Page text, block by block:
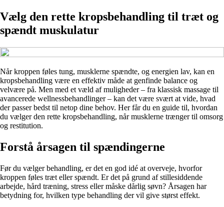
Vælg den rette kropsbehandling til træt og
spændt muskulatur
Når kroppen føles tung, musklerne spændte, og energien lav, kan en
kropsbehandling være en effektiv måde at genfinde balance og
velvære på. Men med et væld af muligheder – fra klassisk massage til
avancerede wellnessbehandlinger – kan det være svært at vide, hvad
der passer bedst til netop dine behov. Her får du en guide til, hvordan
du vælger den rette kropsbehandling, når musklerne trænger til omsorg
og restitution.
Forstå årsagen til spændingerne
Før du vælger behandling, er det en god idé at overveje, hvorfor
kroppen føles træt eller spændt. Er det på grund af stillesiddende
arbejde, hård træning, stress eller måske dårlig søvn? Årsagen har
betydning for, hvilken type behandling der vil give størst effekt.